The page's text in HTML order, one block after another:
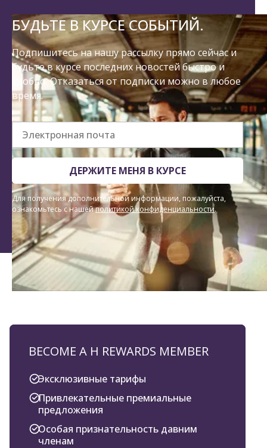
БУДЬТЕ В КУРСЕ СОБЫТИЙ.
Подпишитесь на нашу рассылку прямо сейчас и
будьте в курсе последних новостей быстро и
удобно. Отказаться от подписки можно в любое
время.
Электронная почта
ДЕРЖИТЕ МЕНЯ В КУРСЕ
Для получения дополнительной информации, пожалуйста,
ознакомьтесь с нашейполитикой конфиденциальности.
BECOME A H REWARDS MEMBER
Эксклюзивные тарифы
Привлекательные премиальные
предложения
Особая признательность давним
членам